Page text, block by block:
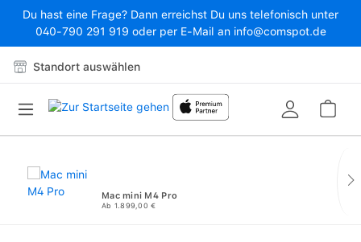
Zum Hauptinhalt springen
Du hast eine Frage? Dann erreichst Du uns telefonisch unter
040-790 291 919 oder per E-Mail an info@comspot.de
Standort auswählen
Mac mini M4 Pro
Ab 1.899,00 €